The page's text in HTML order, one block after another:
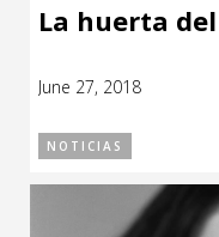
La huerta del
June 27, 2018
NOTICIAS